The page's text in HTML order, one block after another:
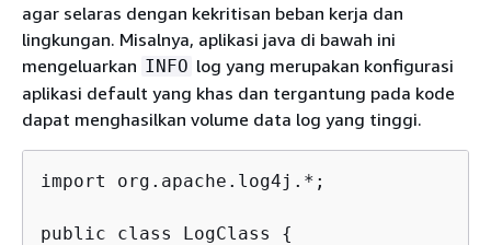
agar selaras dengan kekritisan beban kerja dan
lingkungan. Misalnya, aplikasi java di bawah ini
mengeluarkan INFO log yang merupakan konfigurasi
aplikasi default yang khas dan tergantung pada kode
dapat menghasilkan volume data log yang tinggi.
import org.apache.log4j.*;
public class LogClass {